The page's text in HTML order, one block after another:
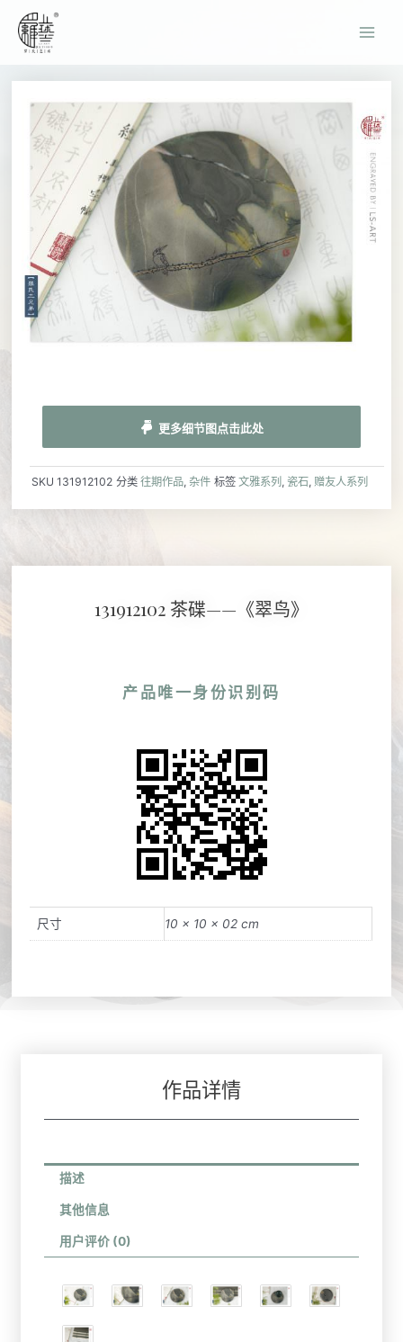
更多细节图点击此处
SKU 131912102 分类 往期作品, 杂件 标签 文雅系列 ,瓷石, 赠友人系列
131912102 茶碟——《翠鸟》
产品唯一身份识别码
尺寸 10 × 10 × 02 cm
作品详情
描述
其他信息
用户评价 (0)